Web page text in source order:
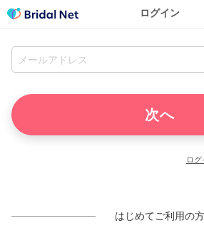
ログイン
ロ
はじめてご利用の方